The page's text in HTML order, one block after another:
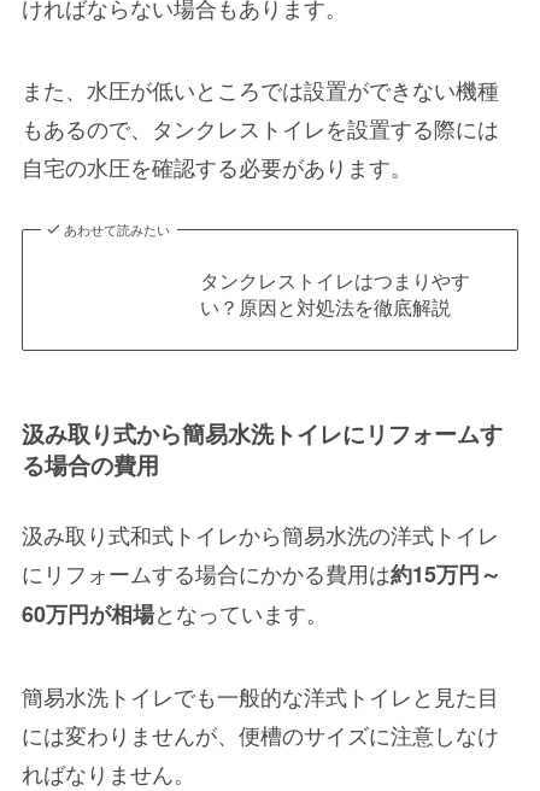
ければならない場合もあります。
また、 水圧が低いところでは設置ができない機種
もあるので、タンクレストイレを設置する際には
自宅の水圧を確認する必要があります。
あわせて読みたい
タンクレストイレはつまりやす
い？原因と対処法を徹底解説
汲み取り式から簡易水洗トイレにリフォームす
る場合の費用
汲み取り式和式トイレから簡易水洗の洋式トイレ
にリフォームする場合にかかる費用は約15万円～
60万円が相場となっています。
簡易水洗トイレでも一般的な洋式トイレと見た目
には変わりませんが、便槽のサイズに注意しなけ
ればなりません。